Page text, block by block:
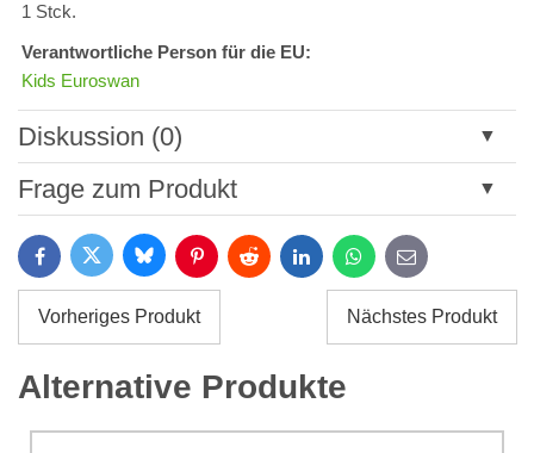
1 Stck.
Verantwortliche Person für die EU:
Kids Euroswan
Diskussion (0)
Neuer Kommentar
Titel:
Name:*
Frage zum Produkt
*
Ihre E-Mail:*
FacebookTwitter BlueskyPinterestReddit LinkedInWhatsApp
E-
mail
Vorheriges Produkt Nächstes Produkt
Alternative Produkte